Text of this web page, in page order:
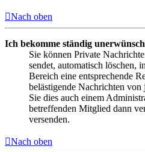
Nach oben
Ich bekomme ständig
Sie können Private
sendet, automatisch löschen,
Bereich eine entsprechende
belästigende Nachrichten von
Sie dies auch einem
betreffenden Mitglied dann
versenden.
Nach oben